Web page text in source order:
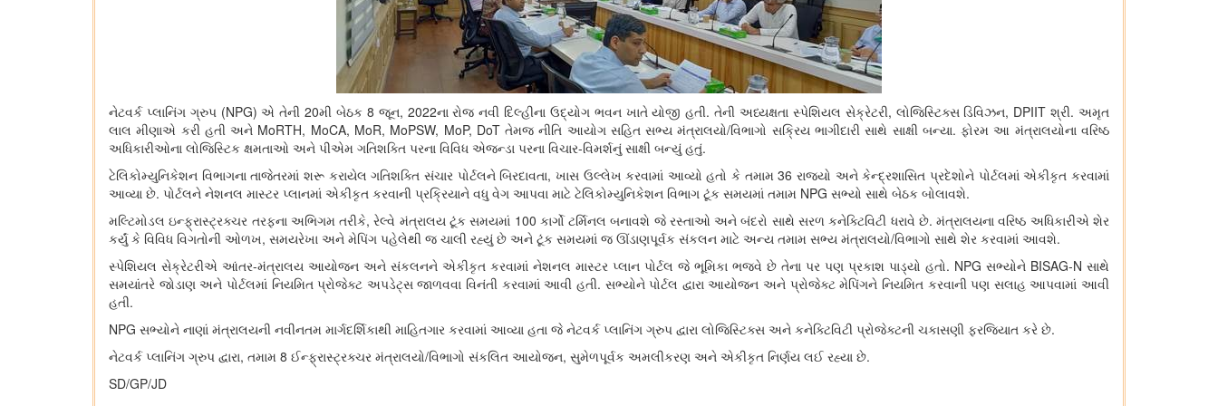
નેટવર્ક પ્લાનિંગ ગ્રુપ (NPG) એ તેની 20મી બેઠક 8 જૂન, 2022ના રોજ નવી દિલ્હીના ઉદ્યોગ ભવન ખાતે યોજી હતી. તેની અધ્યક્ષતા સ્પેશિયલ સેક્રેટરી, લોજિસ્ટિક્સ ડિવિઝન, DPIIT શ્રી. અમૃત
લાલ મીણાએ કરી હતી અને MoRTH, MoCA, MoR, MoPSW, MoP, DoT તેમજ નીતિ આયોગ સહિત સભ્ય મંત્રાલયો/વિભાગો સક્રિય ભાગીદારી સાથે સાક્ષી બન્યા. ફોરમ આ મંત્રાલયોના વરિષ્ઠ
અધિકારીઓના લોજિસ્ટિક ક્ષમતાઓ અને પીએમ ગતિશક્તિ પરના વિવિધ એજન્ડા પરના વિચાર-વિમર્શનું સાક્ષી બન્યું હતું.
ટેલિકોમ્યુનિકેશન વિભાગના તાજેતરમાં શરૂ કરાયેલ ગતિશક્તિ સંચાર પોર્ટલને બિરદાવતા, ખાસ ઉલ્લેખ કરવામાં આવ્યો હતો કે તમામ 36 રાજ્યો અને કેન્દ્રશાસિત પ્રદેશોને પોર્ટલમાં એકીકૃત કરવામાં
આવ્યા છે. પોર્ટલને નેશનલ માસ્ટર પ્લાનમાં એકીકૃત કરવાની પ્રક્રિયાને વધુ વેગ આપવા માટે ટેલિકોમ્યુનિકેશન વિભાગ ટૂંક સમયમાં તમામ NPG સભ્યો સાથે બેઠક બોલાવશે.
મલ્ટિમોડલ ઇન્ફ્રાસ્ટ્રક્ચર તરફના અભિગમ તરીકે, રેલ્વે મંત્રાલય ટૂંક સમયમાં 100 કાર્ગો ટર્મિનલ બનાવશે જે રસ્તાઓ અને બંદરો સાથે સરળ કનેક્ટિવિટી ધરાવે છે. મંત્રાલયના વરિષ્ઠ અધિકારીએ શેર
કર્યું કે વિવિધ વિગતોની ઓળખ, સમયરેખા અને મેપિંગ પહેલેથી જ ચાલી રહ્યું છે અને ટૂંક સમયમાં જ ઊંડાણપૂર્વક સંકલન માટે અન્ય તમામ સભ્ય મંત્રાલયો/વિભાગો સાથે શેર કરવામાં આવશે.
સ્પેશિયલ સેક્રેટરીએ આંતર-મંત્રાલય આયોજન અને સંકલનને એકીકૃત કરવામાં નેશનલ માસ્ટર પ્લાન પોર્ટલ જે ભૂમિકા ભજવે છે તેના પર પણ પ્રકાશ પાડ્યો હતો. NPG સભ્યોને BISAG-N સાથે
સમયાંતરે જોડાણ અને પોર્ટલમાં નિયમિત પ્રોજેક્ટ અપડેટ્સ જાળવવા વિનંતી કરવામાં આવી હતી. સભ્યોને પોર્ટલ દ્વારા આયોજન અને પ્રોજેક્ટ મેપિંગને નિયમિત કરવાની પણ સલાહ આપવામાં આવી
હતી.
NPG સભ્યોને નાણાં મંત્રાલયની નવીનતમ માર્ગદર્શિકાથી માહિતગાર કરવામાં આવ્યા હતા જે નેટવર્ક પ્લાનિંગ ગ્રુપ દ્વારા લોજિસ્ટિક્સ અને કનેક્ટિવિટી પ્રોજેક્ટની ચકાસણી ફરજિયાત કરે છે.
નેટવર્ક પ્લાનિંગ ગ્રુપ દ્વારા, તમામ 8 ઈન્ફ્રાસ્ટ્રક્ચર મંત્રાલયો/વિભાગો સંકલિત આયોજન, સુમેળપૂર્વક અમલીકરણ અને એકીકૃત નિર્ણય લઈ રહ્યા છે.
SD/GP/JD